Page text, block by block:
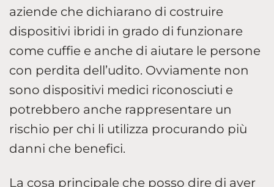
aziende che dichiarano di costruire
dispositivi ibridi in grado di funzionare
come cuffie e anche di aiutare le persone
con perdita dell’udito. Ovviamente non
sono dispositivi medici riconosciuti e
potrebbero anche rappresentare un
rischio per chi li utilizza procurando più
danni che benefici.
La cosa principale che posso dire di aver